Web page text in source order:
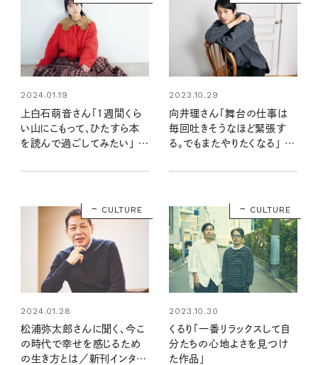
2024.01.19
上白石萌音さん「1週間くら
い山にこもって、ひたすら本
を読んで過ごしてみたい」 リ
2023.10.29
向井理さん「舞台の仕事は
毎回吐きそうなほど緊張す
る。でもまたやりたくなる」 舞
CULTURE
2024.01.28
松浦弥太郎さんに聞く、今こ
の時代で幸せを感じるため
の生き方とは／新刊インタビ
CULTURE
2023.10.30
くるり「一番リラックスして自
分たちの心地よさを見つけ
た作品」